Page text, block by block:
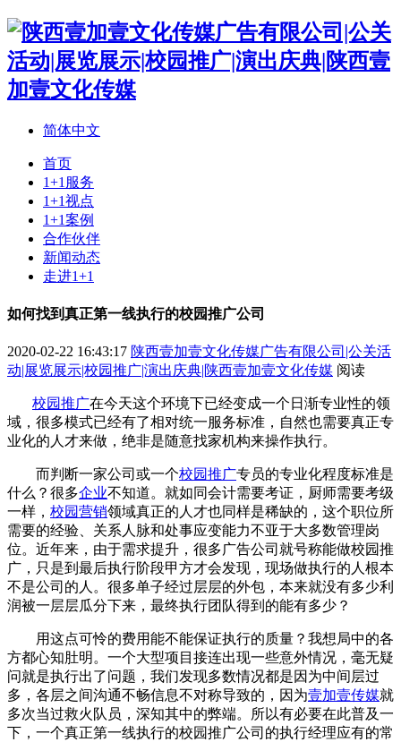
简体中文
首页
1+1服务
1+1视点
1+1案例
合作伙伴
新闻动态
走进1+1
如何找到真正第一线执行的校园推广公司
2020-02-22 16:43:17 陕西壹加壹文化传媒广告有限公司|公关活
动|展览展示|校园推广|演出庆典|陕西壹加壹文化传媒 阅读
校园推广在今天这个环境下已经变成一个日渐专业性的领
域，很多模式已经有了相对统一服务标准，自然也需要真正专
业化的人才来做，绝非是随意找家机构来操作执行。
而判断一家公司或一个校园推广专员的专业化程度标准是
什么？很多企业不知道。就如同会计需要考证，厨师需要考级
一样， 校园营销领域真正的人才也同样是稀缺的，这个职位所
需要的经验、关系人脉和处事应变能力不亚于大多数管理岗
位。近年来，由于需求提升，很多广告公司就号称能做校园推
广，只是到最后执行阶段甲方才会发现，现场做执行的人根本
不是公司的人。很多单子经过层层的外包，本来就没有多少利
润被一层层瓜分下来，最终执行团队得到的能有多少？
用这点可怜的费用能不能保证执行的质量？我想局中的各
方都心知肚明。一个大型项目接连出现一些意外情况，毫无疑
问就是执行出了问题，我们发现多数情况都是因为中间层过
多，各层之间沟通不畅信息不对称导致的，因为壹加壹传媒就
多次当过救火队员，深知其中的弊端。所以有必要在此普及一
下，一个真正第一线执行的校园推广公司的执行经理应有的常